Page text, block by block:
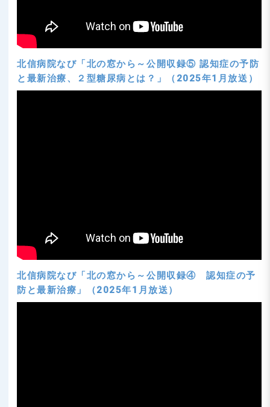
北信病院なび「北の窓から～公開収録⑤ 認知症の予防
と最新治療、２型糖尿病とは？」（2025年1月放送）
北信病院なび「北の窓から～公開収録④ 認知症の予
防と最新治療」（2025年1月放送）